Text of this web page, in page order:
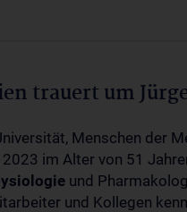
trauert um
Menschen der
im Alter von 51
und
und Kollegen